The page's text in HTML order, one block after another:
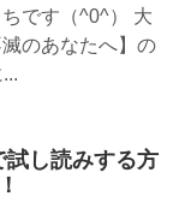
です（^0^） 大
のあなたへ】の
試し読みする方